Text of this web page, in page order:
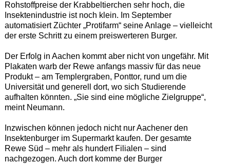
Rohstoffpreise der Krabbeltierchen sehr hoch, die
Insektenindustrie ist noch klein. Im September
automatisiert Züchter „Protifarm“ seine Anlage – vielleicht
der erste Schritt zu einem preiswerteren Burger.
Der Erfolg in Aachen kommt aber nicht von ungefähr. Mit
Plakaten warb der Rewe anfangs massiv für das neue
Produkt – am Templergraben, Ponttor, rund um die
Universität und generell dort, wo sich Studierende
aufhalten könnten. „Sie sind eine mögliche Zielgruppe“,
meint Neumann.
Inzwischen können jedoch nicht nur Aachener den
Insektenburger im Supermarkt kaufen. Der gesamte
Rewe Süd – mehr als hundert Filialen – sind
nachgezogen. Auch dort komme der Burger